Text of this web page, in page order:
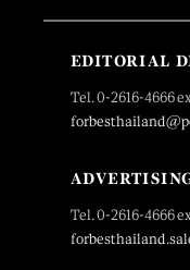
EDITORIAL
Tel. 0-2616-4666
Tel. 0-2616-4666